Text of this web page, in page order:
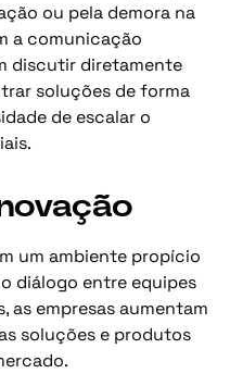
ou pela demora na
a comunicação
discutir diretamente
soluções de forma
de escalar o
um ambiente propício
diálogo entre equipes
as empresas aumentam
soluções e produtos